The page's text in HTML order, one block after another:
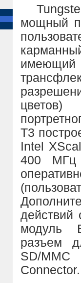
мощный
T3
Intel
400
действий
модуль
разъем
SD/
Connector.